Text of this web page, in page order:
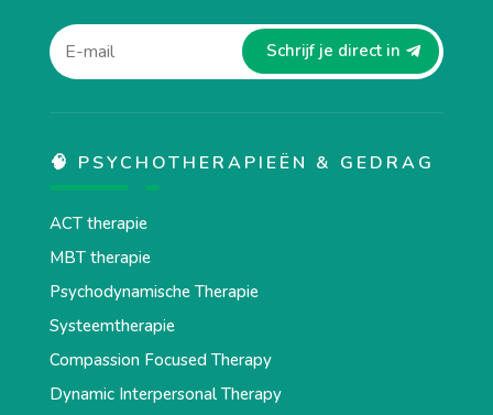
Schrijf je direct in
🧠 PSYCHOTHERAPIEËN & GEDRAG
ACT therapie
MBT therapie
Psychodynamische Therapie
Systeemtherapie
Compassion Focused Therapy
Dynamic Interpersonal Therapy